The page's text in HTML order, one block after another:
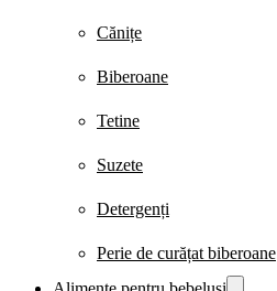
Cănițe
Biberoane
Tetine
Suzete
Detergenți
Perie de curățat biberoane